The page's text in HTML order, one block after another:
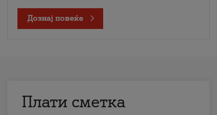
Дознај повеќе
Плати сметка